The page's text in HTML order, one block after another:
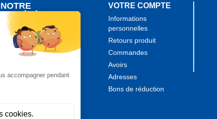
NOTRE
SOCIÉTÉ
Qui sommes nous ?
Votre commande
Votre livraison
Satisfaction
VOTRE COMPTE
Informations
personnelles
Retours produit
Commandes
Avoirs
Adresses
Bons de réduction